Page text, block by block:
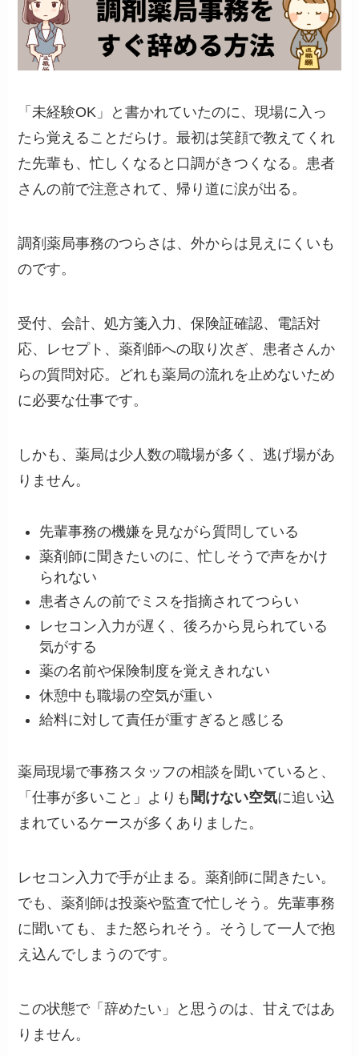
「未経験OK」と書かれていたのに、現場に入っ
たら覚えることだらけ。最初は笑顔で教えてくれ
た先輩も、忙しくなると口調がきつくなる。患者
さんの前で注意されて、帰り道に涙が出る。
調剤薬局事務のつらさは、外からは見えにくいも
のです。
受付、会計、処方箋入力、保険証確認、電話対
応、レセプト、薬剤師への取り次ぎ、患者さんか
らの質問対応。どれも薬局の流れを止めないため
に必要な仕事です。
しかも、薬局は少人数の職場が多く、逃げ場があ
りません。
先輩事務の機嫌を見ながら質問している
薬剤師に聞きたいのに、忙しそうで声をかけ
られない
患者さんの前でミスを指摘されてつらい
レセコン入力が遅く、後ろから見られている
気がする
薬の名前や保険制度を覚えきれない
休憩中も職場の空気が重い
給料に対して責任が重すぎると感じる
薬局現場で事務スタッフの相談を聞いていると、
「仕事が多いこと」よりも 聞けない空気に追い込
まれているケースが多くありました。
レセコン入力で手が止まる。薬剤師に聞きたい。
でも、薬剤師は投薬や監査で忙しそう。先輩事務
に聞いても、また怒られそう。そうして一人で抱
え込んでしまうのです。
この状態で「辞めたい」と思うのは、甘えではあ
りません。